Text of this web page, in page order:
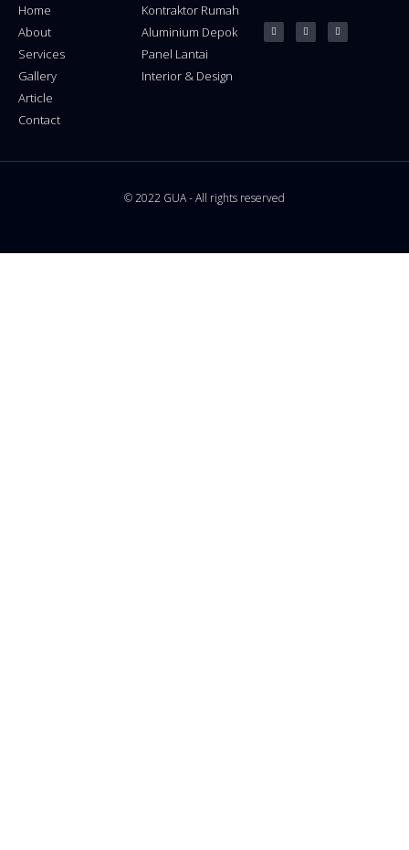
Home
About
Services
Gallery
Article
Contact
Kontraktor Rumah
Aluminium Depok
Panel Lantai
Interior & Design
© 2022 GUA - All rights reserved